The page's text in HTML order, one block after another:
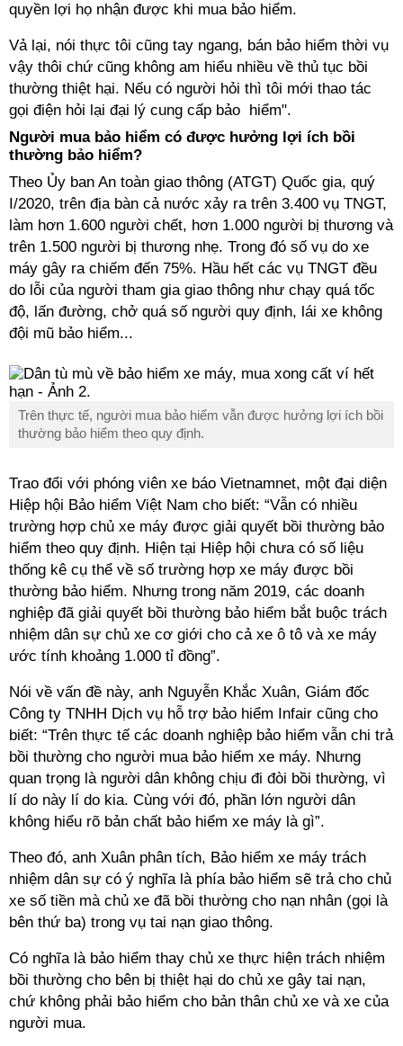
quyền lợi họ nhận được khi mua bảo hiểm.
Vả lại, nói thực tôi cũng tay ngang, bán bảo hiểm thời vụ
vậy thôi chứ cũng không am hiểu nhiều về thủ tục bồi
thường thiệt hại. Nếu có người hỏi thì tôi mới thao tác
gọi điện hỏi lại đại lý cung cấp bảo hiểm".
Người mua bảo hiểm có được hưởng lợi ích bồi
thường bảo hiểm?
Theo Ủy ban An toàn giao thông (ATGT) Quốc gia, quý
I/2020, trên địa bàn cả nước xảy ra trên 3.400 vụ TNGT,
làm hơn 1.600 người chết, hơn 1.000 người bị thương và
trên 1.500 người bị thương nhẹ. Trong đó số vụ do xe
máy gây ra chiếm đến 75%. Hầu hết các vụ TNGT đều
do lỗi của người tham gia giao thông như chạy quá tốc
độ, lấn đường, chở quá số người quy định, lái xe không
đội mũ bảo hiểm...
Trên thực tế, người mua bảo hiểm vẫn được hưởng lợi ích bồi
thường bảo hiểm theo quy định.
Trao đổi với phóng viên xe báo Vietnamnet, một đại diện
Hiệp hội Bảo hiểm Việt Nam cho biết: “Vẫn có nhiều
trường hợp chủ xe máy được giải quyết bồi thường bảo
hiểm theo quy định. Hiện tại Hiệp hội chưa có số liệu
thống kê cụ thể về số trường hợp xe máy được bồi
thường bảo hiểm. Nhưng trong năm 2019, các doanh
nghiệp đã giải quyết bồi thường bảo hiểm bắt buộc trách
nhiệm dân sự chủ xe cơ giới cho cả xe ô tô và xe máy
ước tính khoảng 1.000 tỉ đồng”.
Nói về vấn đề này, anh Nguyễn Khắc Xuân, Giám đốc
Công ty TNHH Dịch vụ hỗ trợ bảo hiểm Infair cũng cho
biết: “Trên thực tế các doanh nghiệp bảo hiểm vẫn chi trả
bồi thường cho người mua bảo hiểm xe máy. Nhưng
quan trọng là người dân không chịu đi đòi bồi thường, vì
lí do này lí do kia. Cùng với đó, phần lớn người dân
không hiểu rõ bản chất bảo hiểm xe máy là gì”.
Theo đó, anh Xuân phân tích, Bảo hiểm xe máy trách
nhiệm dân sự có ý nghĩa là phía bảo hiểm sẽ trả cho chủ
xe số tiền mà chủ xe đã bồi thường cho nạn nhân (gọi là
bên thứ ba) trong vụ tai nạn giao thông.
Có nghĩa là bảo hiểm thay chủ xe thực hiện trách nhiệm
bồi thường cho bên bị thiệt hại do chủ xe gây tai nạn,
chứ không phải bảo hiểm cho bản thân chủ xe và xe của
người mua.